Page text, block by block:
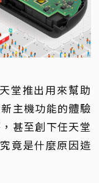
堂推出用來幫助
主機功能的體驗
甚至創下任天堂
竟是什麼原因造